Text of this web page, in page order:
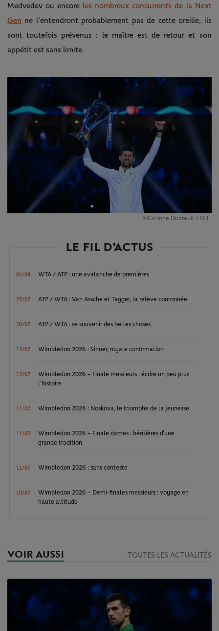
Medvedev ou encore les nombreux concurrents de la Next
Gen ne l’entendront probablement pas de cette oreille, ils
sont toutefois prévenus : le maître est de retour et son
appétit est sans limite.
©Corinne Dubreuil / FFT
LE FIL D'ACTUS
04/08 WTA / ATP : une avalanche de premières
27/07 ATP / WTA : Van Assche et Tagger, la relève couronnée
20/07 ATP / WTA : se souvenir des belles choses
12/07 Wimbledon 2026 : Sinner, royale confirmation
12/07
Wimbledon 2026 – Finale messieurs : écrire un peu plus
l’histoire
11/07 Wimbledon 2026 : Noskova, le triomphe de la jeunesse
11/07
Wimbledon 2026 – Finale dames : héritières d’une
grande tradition
11/07 Wimbledon 2026 : sans conteste
10/07
Wimbledon 2026 – Demi-finales messieurs : voyage en
haute altitude
VOIR AUSSI TOUTES LES ACTUALITÉS